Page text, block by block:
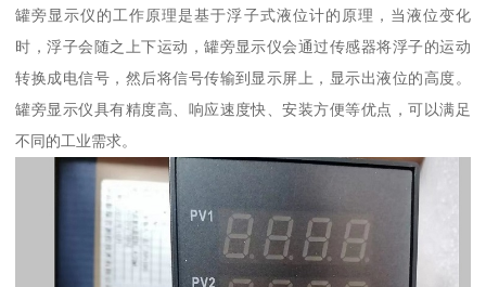
罐旁显示仪的工作原理是基于浮子式液位计的原理，当液位变化
时，浮子会随之上下运动，罐旁显示仪会通过传感器将浮子的运动
转换成电信号，然后将信号传输到显示屏上，显示出液位的高度。
罐旁显示仪具有精度高、响应速度快、安装方便等优点，可以满足
不同的工业需求。